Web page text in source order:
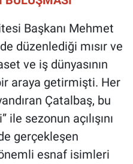
Başkanı Mehmet
düzenlediği mısır ve
ve iş dünyasının
araya getirmişti. Her
Çatalbaş, bu
sezonun açılışını
gerçekleşen
esnaf isimleri